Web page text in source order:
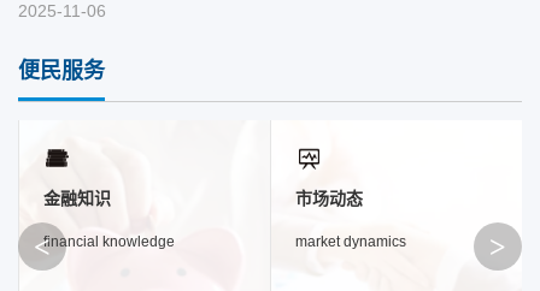
2025-11-06
便民服务
<
金融知识
financial knowledge
市场动态
market dynamics >